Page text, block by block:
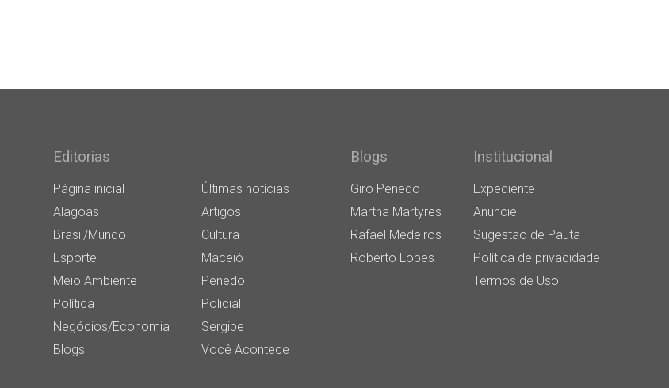
Editorias
Página inicial
Últimas notícias
Alagoas
Artigos
Brasil/Mundo
Cultura
Esporte
Maceió
Meio Ambiente
Penedo
Política
Policial
Negócios/Economia
Sergipe
Blogs
Você Acontece
Blogs
Giro Penedo
Martha Martyres
Rafael Medeiros
Roberto Lopes
Institucional
Expediente
Anuncie
Sugestão de Pauta
Política de privacidade
Termos de Uso